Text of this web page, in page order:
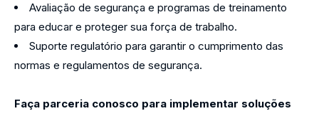
Avaliação de segurança e programas de treinamento
para educar e proteger sua força de trabalho.
Suporte regulatório para garantir o cumprimento das
normas e regulamentos de segurança.
Faça parceria conosco para implementar soluções